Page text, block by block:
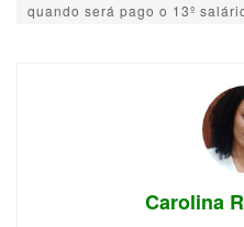
quando será pago o 13º
Carolina